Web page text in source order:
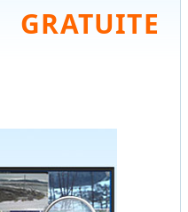
GRATUITE